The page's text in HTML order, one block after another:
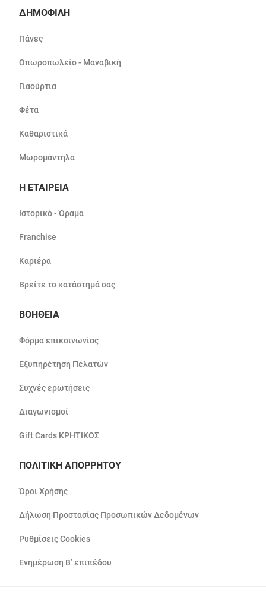
ΔΗΜΟΦΙΛΗ
Πάνες
Οπωροπωλείο - Μαναβική
Γιαούρτια
Φέτα
Καθαριστικά
Μωρομάντηλα
Η ΕΤΑΙΡΕΙΑ
Ιστορικό - Όραμα
Franchise
Καριέρα
Βρείτε το κατάστημά σας
ΒΟΗΘΕΙΑ
Φόρμα επικοινωνίας
Εξυπηρέτηση Πελατών
Συχνές ερωτήσεις
Διαγωνισμοί
Gift Cards ΚΡΗΤΙΚΟΣ
ΠΟΛΙΤΙΚΗ ΑΠΟΡΡΗΤΟΥ
Όροι Χρήσης
Δήλωση Προστασίας Προσωπικών Δεδομένων
Ρυθμίσεις Cookies
Ενημέρωση Β’ επιπέδου